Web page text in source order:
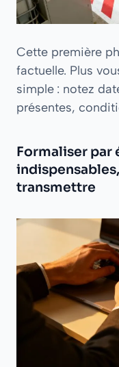
Cette première
factuelle. Plus
simple : notez
présentes,
Formaliser par
transmettre